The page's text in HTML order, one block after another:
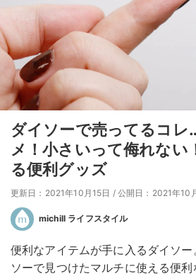
ダイソーで売ってるコ
メ！小さいって侮れない
る便利グッズ
更新日：2021年10月15日 / 公開日：2021年10
michill ライフスタイル
便利なアイテムが手に入るダイソ
ソーで見つけたマルチに使える便